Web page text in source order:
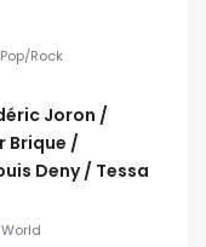
Pop/Rock
Joron /
Brique /
Deny / Tessa
World